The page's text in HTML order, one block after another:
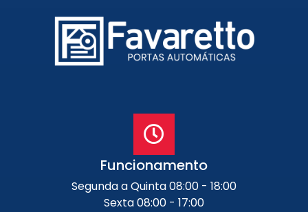
Funcionamento
Segunda a Quinta 08:00 - 18:00
Sexta 08:00 - 17:00